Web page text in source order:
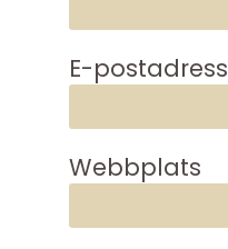
E-postadress
Webbplats